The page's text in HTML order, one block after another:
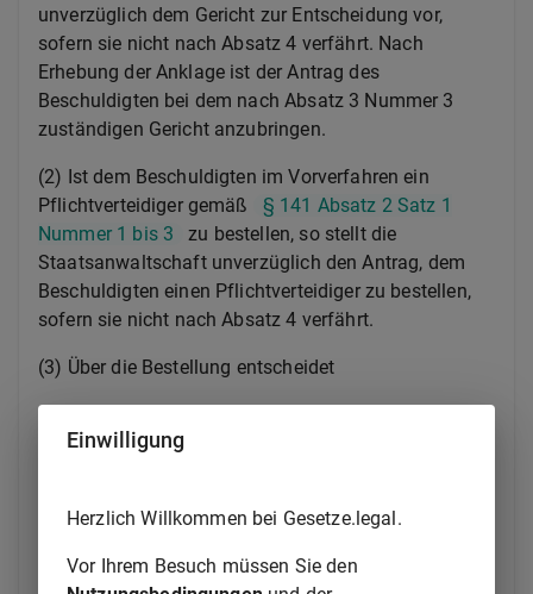
unverzüglich dem Gericht zur Entscheidung vor,
sofern sie nicht nach Absatz 4 verfährt. Nach
Erhebung der Anklage ist der Antrag des
Beschuldigten bei dem nach Absatz 3 Nummer 3
zuständigen Gericht anzubringen.
(2) Ist dem Beschuldigten im Vorverfahren ein
Pflichtverteidiger gemäß
§ 141 Absatz 2 Satz 1
Nummer 1 bis 3
zu bestellen, so stellt die
Staatsanwaltschaft unverzüglich den Antrag, dem
Beschuldigten einen Pflichtverteidiger zu bestellen,
sofern sie nicht nach Absatz 4 verfährt.
(3) Über die Bestellung entscheidet
Staatsanwaltschaft oder ihre zuständige
Gericht;
2.
in den Fällen des § 140 Absatz 1 Nummer
4 das Gericht, dem der Beschuldigte
Einwilligung
Herzlich Willkommen bei Gesetze.legal.
Vor Ihrem Besuch müssen Sie den